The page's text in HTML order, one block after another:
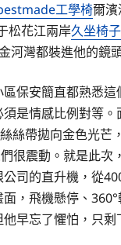
工學椅爾濱
松花江兩岸久坐椅
河灣都裝進他的鏡
保安簡直都熟悉這
是情感比例對等
絲帶拋向金色光芒
很震動。就是此
司的直升機，從
，飛機懸停、
早忘了懼怕，只剩